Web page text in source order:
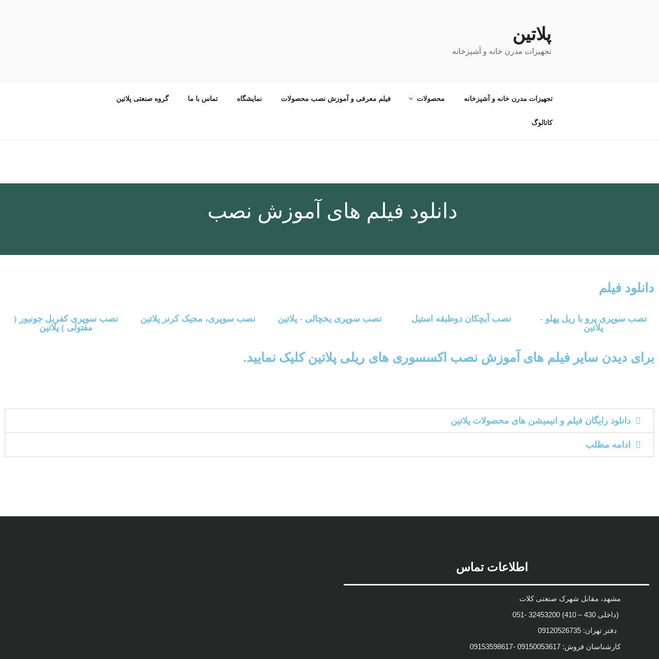
پلاتین
تجهیزات مدرن خانه و آشپزخانه
تجهیزات مدرن خانه و آشپزخانه محصولات فیلم معرفی و آموزش نصب محصولات نمایشگاه تماس با ما گروه صنعتی پلاتین
کاتالوگ
دانلود فیلم های آموزش نصب
دانلود فیلم
نصب سوپری پرو با ریل پهلو -
پلاتین
نصب آبچکان دوطبقه استیل نصب سوپری یخچالی - پلاتین نصب سوپری، مجیک کرنر پلاتین
نصب سوپری کفریل جونیور (
مفتولی ) پلاتین
برای دیدن سایر فیلم های آموزش نصب اکسسوری های ریلی پلاتین کلیک نمایید.
دانلود رایگان فیلم و انیمیشن های محصولات پلاتین
ادامه مطلب
اطلاعات تماس
مشهد، مقابل شهرک صنعتی کلات
(داخلی 430 – 410) 32453200 -051
دفتر تهران: 09120526735
کارشناسان فروش: 09150053617 -09153598617